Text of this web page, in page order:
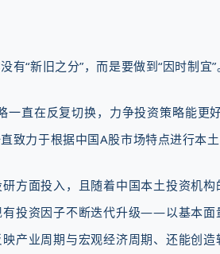
“新旧之分”，而是要做到“因时制宜”
一直在反复切换，力争投资策略能更
致力于根据中国A股市场特点进行本
方面投入，且随着中国本土投资机
投资因子不断迭代升级——以基本
产业周期与宏观经济周期、还能创